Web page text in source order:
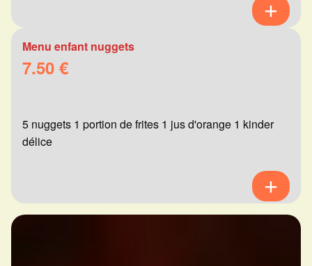
Menu enfant nuggets
7.50 €
5 nuggets 1 portion de frites 1 jus d'orange 1 kinder
délice